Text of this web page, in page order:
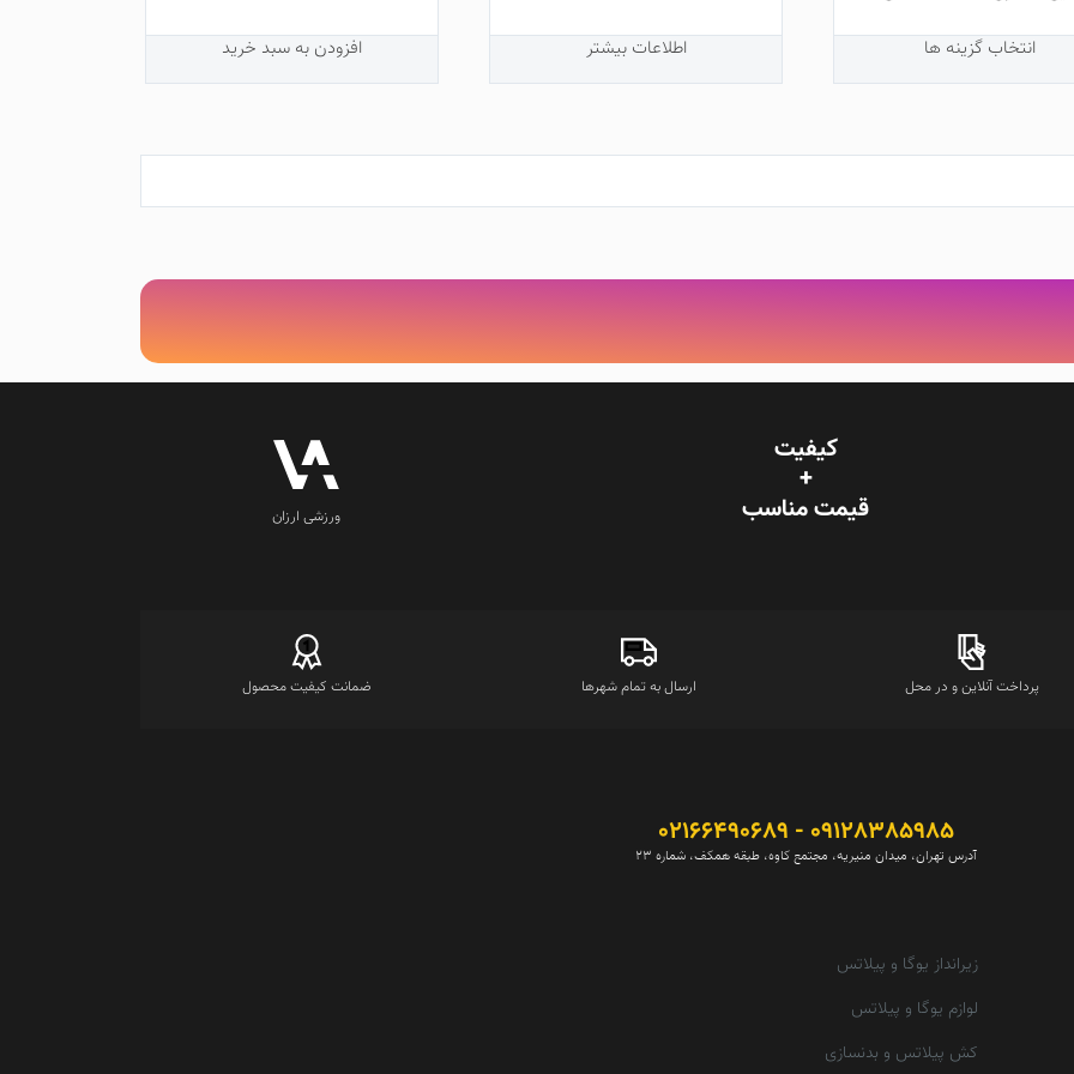
انتخاب گزینه ها اطلاعات بیشتر افزودن به سبد خرید
کیفیت
+
قیمت‌ مناسب ورزشی ارزان
پرداخت آنلاین و در محل ارسال به تمام شهرها ضمانت کیفیت محصول
09128385985 - 02166490689
آدرس تهران، میدان منیریه، مجتمع کاوه، طبقه همکف، شماره 23
زیرانداز یوگا و پیلاتس
لوازم یوگا و پیلاتس
کش پیلاتس و بدنسازی